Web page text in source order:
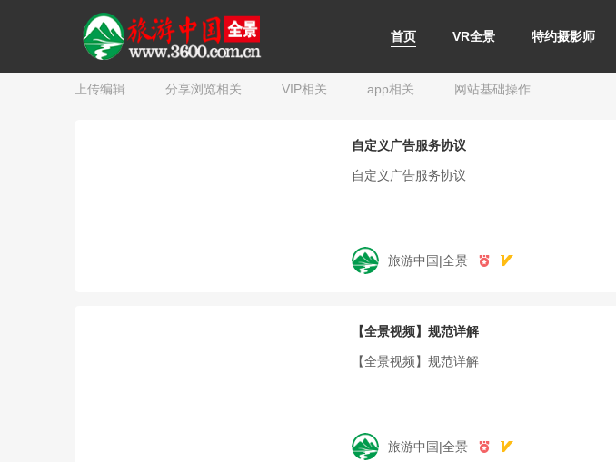
首页 VR全景 特约摄影师
新手入门 VR行业应用 官方推荐 常见问题 使用指南
上传编辑 分享浏览相关 VIP相关 app相关 网站基础操作
自定义广告服务协议
自定义广告服务协议
旅游中国|全景
【全景视频】规范详解
【全景视频】规范详解
旅游中国|全景